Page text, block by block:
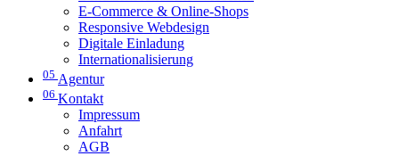
E-Commerce & Online-Shops
Responsive Webdesign
Digitale Einladung
Internationalisierung
05 Agentur
06 Kontakt
Impressum
Anfahrt
AGB